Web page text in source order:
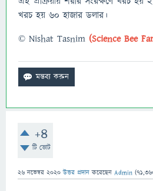
খরচ হয় ৬০ হাজার ডলার।
© Nishat Tasnim (Science Bee
+4
টি ভোট
26 নভেম্বর 2020 উত্তর প্রদান করেছেন Admin (